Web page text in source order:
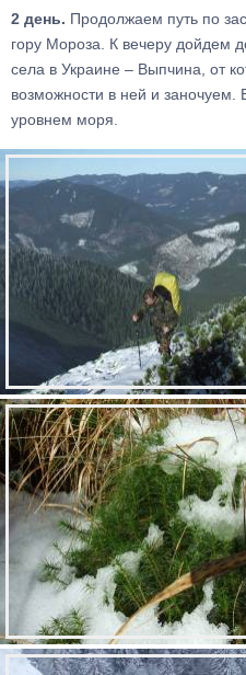
2 день. Продолжаем путь по
гору Мороза. К вечеру дойдем
села в Украине – Выпчина, от
возможности в ней и заночуем.
уровнем моря.